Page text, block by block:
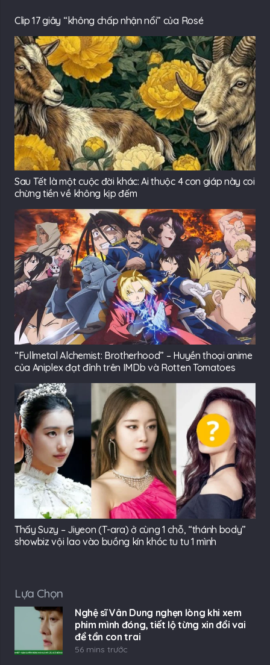
Clip 17 giây “không chấp nhận nổi” của Rosé
Sau Tết là một cuộc đời khác: Ai thuộc 4 con giáp này coi
chừng tiền về không kịp đếm
“Fullmetal Alchemist: Brotherhood” – Huyền thoại anime
của Aniplex đạt đỉnh trên IMDb và Rotten Tomatoes
Thấy Suzy – Jiyeon (T-ara) ở cùng 1 chỗ, “thánh body”
showbiz vội lao vào buồng kín khóc tu tu 1 mình
Lựa Chọn
Nghệ sĩ Vân Dung nghẹn lòng khi xem
phim mình đóng, tiết lộ từng xin đổi vai
để tẩn con trai
56 mins trước